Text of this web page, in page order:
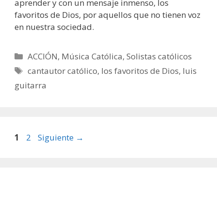
aprender y con un mensaje inmenso, los
favoritos de Dios, por aquellos que no tienen voz
en nuestra sociedad.
Categorías
ACCIÓN, Música Católica,Solistas católicos
Etiquetas
cantautor católico, los favoritos de Dios, luis
guitarra
Página
1 Página
2 Siguiente →